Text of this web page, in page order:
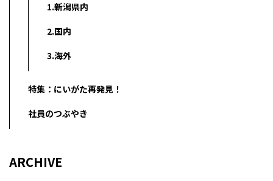
1.新潟県内
2.国内
3.海外
特集：にいがた再発見！
社員のつぶやき
ARCHIVE